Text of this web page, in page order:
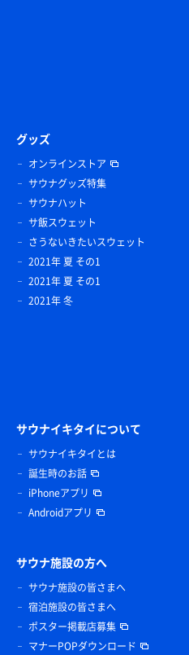
グッズ
オンラインストア
サウナグッズ特集
サウナハット
サ飯スウェット
さうないきたいスウェット
2021年 夏 その1
2021年 夏 その1
2021年 冬
サウナイキタイについて
サウナイキタイとは
誕生時のお話
iPhoneアプリ
Androidアプリ
サウナ施設の方へ
サウナ施設の皆さまへ
宿泊施設の皆さまへ
ポスター掲載店募集
マナーPOPダウンロード